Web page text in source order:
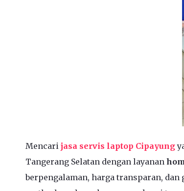
Mencari jasa servis laptop Cipayung
Tangerang Selatan dengan layanan
berpengalaman, harga transparan,